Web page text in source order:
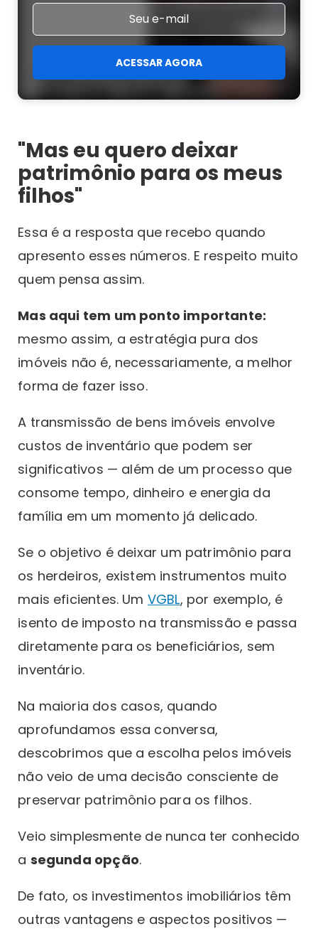
ACESSAR AGORA
"Mas eu quero deixar
patrimônio para os meus
filhos"
Essa é a resposta que recebo quando
apresento esses números. E respeito muito
quem pensa assim.
Mas aqui tem um ponto importante:
mesmo assim, a estratégia pura dos
imóveis não é, necessariamente, a melhor
forma de fazer isso.
A transmissão de bens imóveis envolve
custos de inventário que podem ser
significativos — além de um processo que
consome tempo, dinheiro e energia da
família em um momento já delicado.
Se o objetivo é deixar um patrimônio para
os herdeiros, existem instrumentos muito
mais eficientes. Um VGBL, por exemplo, é
isento de imposto na transmissão e passa
diretamente para os beneficiários, sem
inventário.
Na maioria dos casos, quando
aprofundamos essa conversa,
descobrimos que a escolha pelos imóveis
não veio de uma decisão consciente de
preservar patrimônio para os filhos.
Veio simplesmente de nunca ter conhecido
a segunda opção.
De fato, os investimentos imobiliários têm
outras vantagens e aspectos positivos —